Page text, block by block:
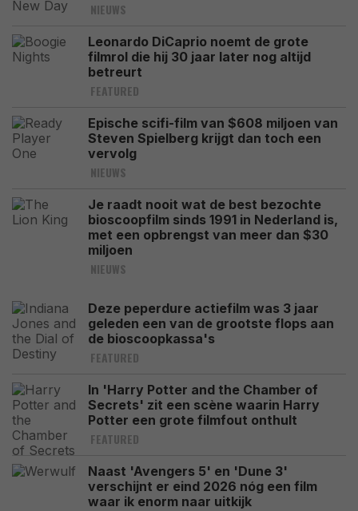
NIEUWS
Leonardo DiCaprio noemt de grote
filmrol die hij 30 jaar later nog altijd
betreurt
FEATURED
Epische scifi-film van $608 miljoen van
Steven Spielberg krijgt dan toch een
vervolg
NIEUWS
Je raadt nooit wat de best bezochte
bioscoopfilm sinds 1991 in Nederland is,
met een opbrengst van meer dan $30
miljoen
NIEUWS
Deze peperdure actiefilm was 3 jaar
geleden een van de grootste flops aan
de bioscoopkassa's
FEATURED
In 'Harry Potter and the Chamber of
Secrets' zit een scène waarin Harry
Potter een grote filmfout onthult
FEATURED
Naast 'Avengers 5' en 'Dune 3'
verschijnt er eind 2026 nóg een film
waar ik enorm naar uitkijk